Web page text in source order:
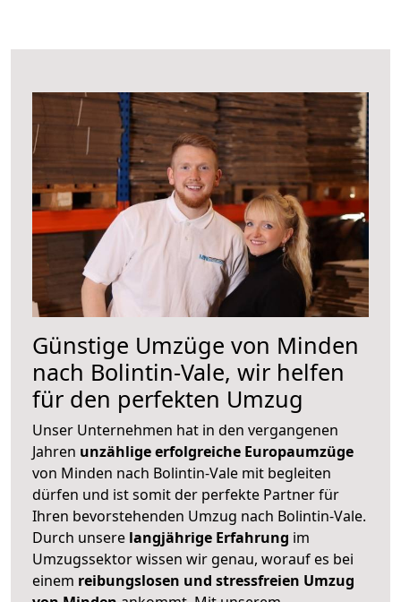
Günstige Umzüge von Minden
nach Bolintin-Vale, wir helfen
für den perfekten Umzug
Unser Unternehmen hat in den vergangenen
Jahren unzählige erfolgreiche Europaumzüge
von Minden nach Bolintin-Vale mit begleiten
dürfen und ist somit der perfekte Partner für
Ihren bevorstehenden Umzug nach Bolintin-Vale.
Durch unsere langjährige Erfahrung im
Umzugssektor wissen wir genau, worauf es bei
einem reibungslosen und stressfreien Umzug